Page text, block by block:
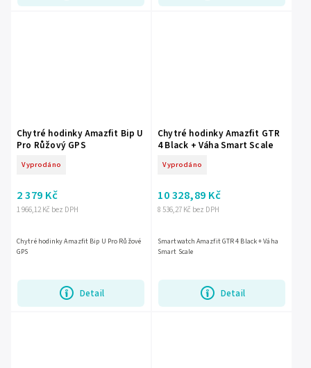
Chytré hodinky Amazfit Bip U
Pro Růžový GPS
Vyprodáno
1 966,12 Kč bez DPH
2 379 Kč
Detail
Chytré hodinky Amazfit Bip U Pro Růžové
GPS
Chytré hodinky Amazfit GTR
4 Black + Váha Smart Scale
Vyprodáno
8 536,27 Kč bez DPH
10 328,89 Kč
Detail
Smartwatch Amazfit GTR 4 Black + Váha
Smart Scale